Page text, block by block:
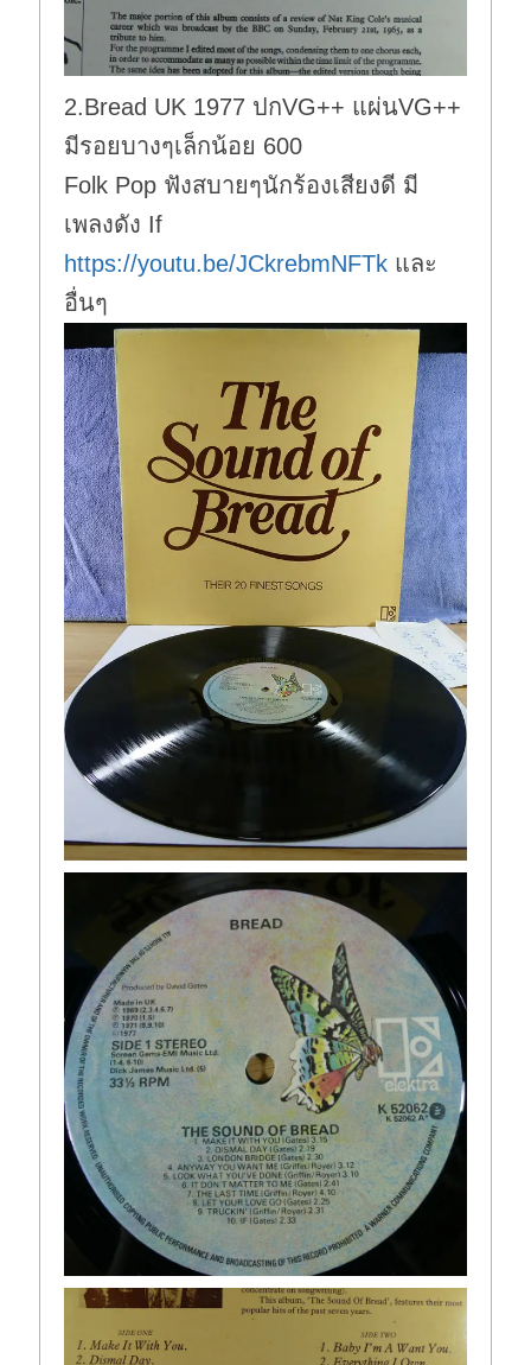
2.Bread UK 1977 ปกVG++ แผ่นVG++
มีรอยบางๆเล็กน้อย 600
Folk Pop ฟังสบายๆนักร้องเสียงดี มี
เพลงดัง If
https://youtu.be/JCkrebmNFTk และ
อื่นๆ